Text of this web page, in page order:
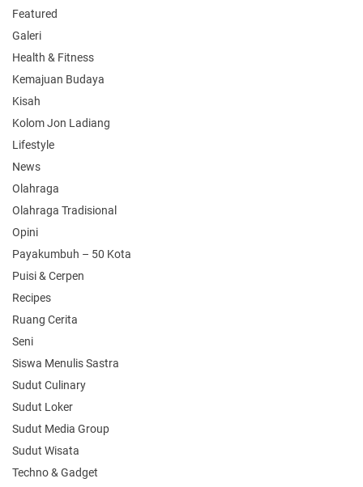
Featured
Galeri
Health & Fitness
Kemajuan Budaya
Kisah
Kolom Jon Ladiang
Lifestyle
News
Olahraga
Olahraga Tradisional
Opini
Payakumbuh – 50 Kota
Puisi & Cerpen
Recipes
Ruang Cerita
Seni
Siswa Menulis Sastra
Sudut Culinary
Sudut Loker
Sudut Media Group
Sudut Wisata
Techno & Gadget